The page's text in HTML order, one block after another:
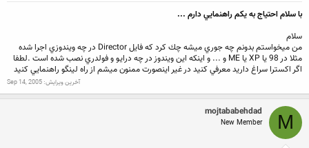
ض
و
ع
با سلام احتياج به يكم راهنمايي دارم ...
سلام
من ميخواستم بدونم چه جوري ميشه چك كرد كه فايل Director در چه ويندوزي اجرا شده
مثلا در 98 يا XP يا ME و ... و اينكه اين ويندوز در چه درايو و فولدري نصب شده است .لطفا
اگر اكسترا سراغ داريد معرفي كنيد در غير اينصورت ممنون ميشم از راه لينگو راهنمايي كنيد
آخرین ویرایش: Sep 14, 2005
M
mojtababehdad
New Member